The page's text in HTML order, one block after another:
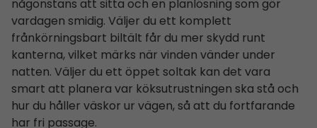
någonstans att sitta och en planlösning som gör
vardagen smidig. Väljer du ett komplett
frånkörningsbart biltält får du mer skydd runt
kanterna, vilket märks när vinden vänder under
natten. Väljer du ett öppet soltak kan det vara
smart att planera var köksutrustningen ska stå och
hur du håller väskor ur vägen, så att du fortfarande
har fri passage.